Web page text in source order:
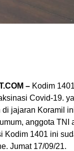
– Kodim
Covid-19.
jajaran Koramil
anggota TNI
Kodim 1401 ini
Jumat 17/09/21.